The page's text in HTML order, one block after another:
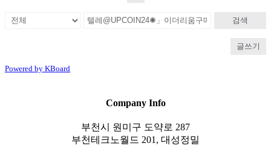
검색
글쓰기
Powered by KBoard
Company Info
부천시 원미구 도약로 287
부천테크노월드 201, 대성정밀